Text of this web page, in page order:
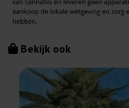
Bekijk ook